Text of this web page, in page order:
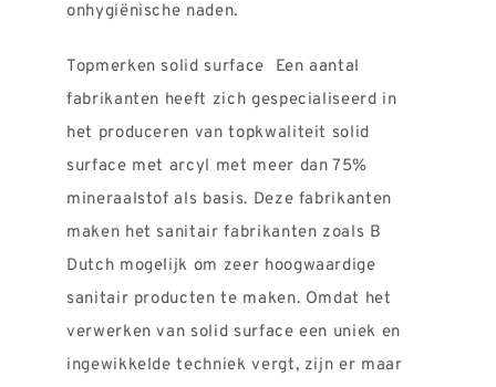
onhygiënische naden.
Topmerken solid surface Een aantal
fabrikanten heeft zich gespecialiseerd in
het produceren van topkwaliteit solid
surface met arcyl met meer dan 75%
mineraalstof als basis. Deze fabrikanten
maken het sanitair fabrikanten zoals B
Dutch mogelijk om zeer hoogwaardige
sanitair producten te maken. Omdat het
verwerken van solid surface een uniek en
ingewikkelde techniek vergt, zijn er maar